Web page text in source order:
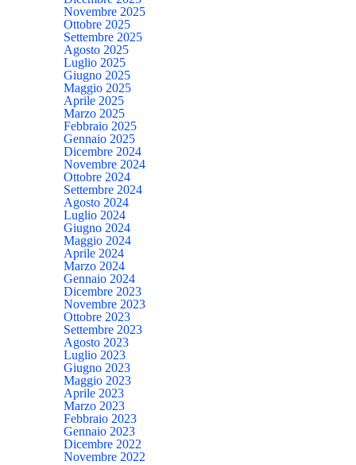
Novembre 2025
Ottobre 2025
Settembre 2025
Agosto 2025
Luglio 2025
Giugno 2025
Maggio 2025
Aprile 2025
Marzo 2025
Febbraio 2025
Gennaio 2025
Dicembre 2024
Novembre 2024
Ottobre 2024
Settembre 2024
Agosto 2024
Luglio 2024
Giugno 2024
Maggio 2024
Aprile 2024
Marzo 2024
Gennaio 2024
Dicembre 2023
Novembre 2023
Ottobre 2023
Settembre 2023
Agosto 2023
Luglio 2023
Giugno 2023
Maggio 2023
Aprile 2023
Marzo 2023
Febbraio 2023
Gennaio 2023
Dicembre 2022
Novembre 2022